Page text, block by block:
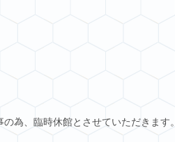
為、臨時休館とさせていただきます。